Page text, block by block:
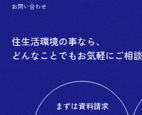
お問い合わせ
住生活環境の事なら、
どんなことでもお気軽にご相
まずは資料請求